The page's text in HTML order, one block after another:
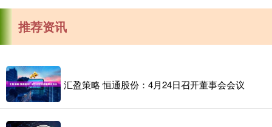
推荐资讯
汇盈策略 恒通股份：4月24日召开董事会会议